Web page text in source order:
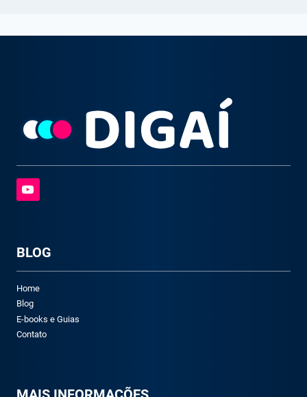
BLOG
Home
Blog
E-books e Guias
Contato